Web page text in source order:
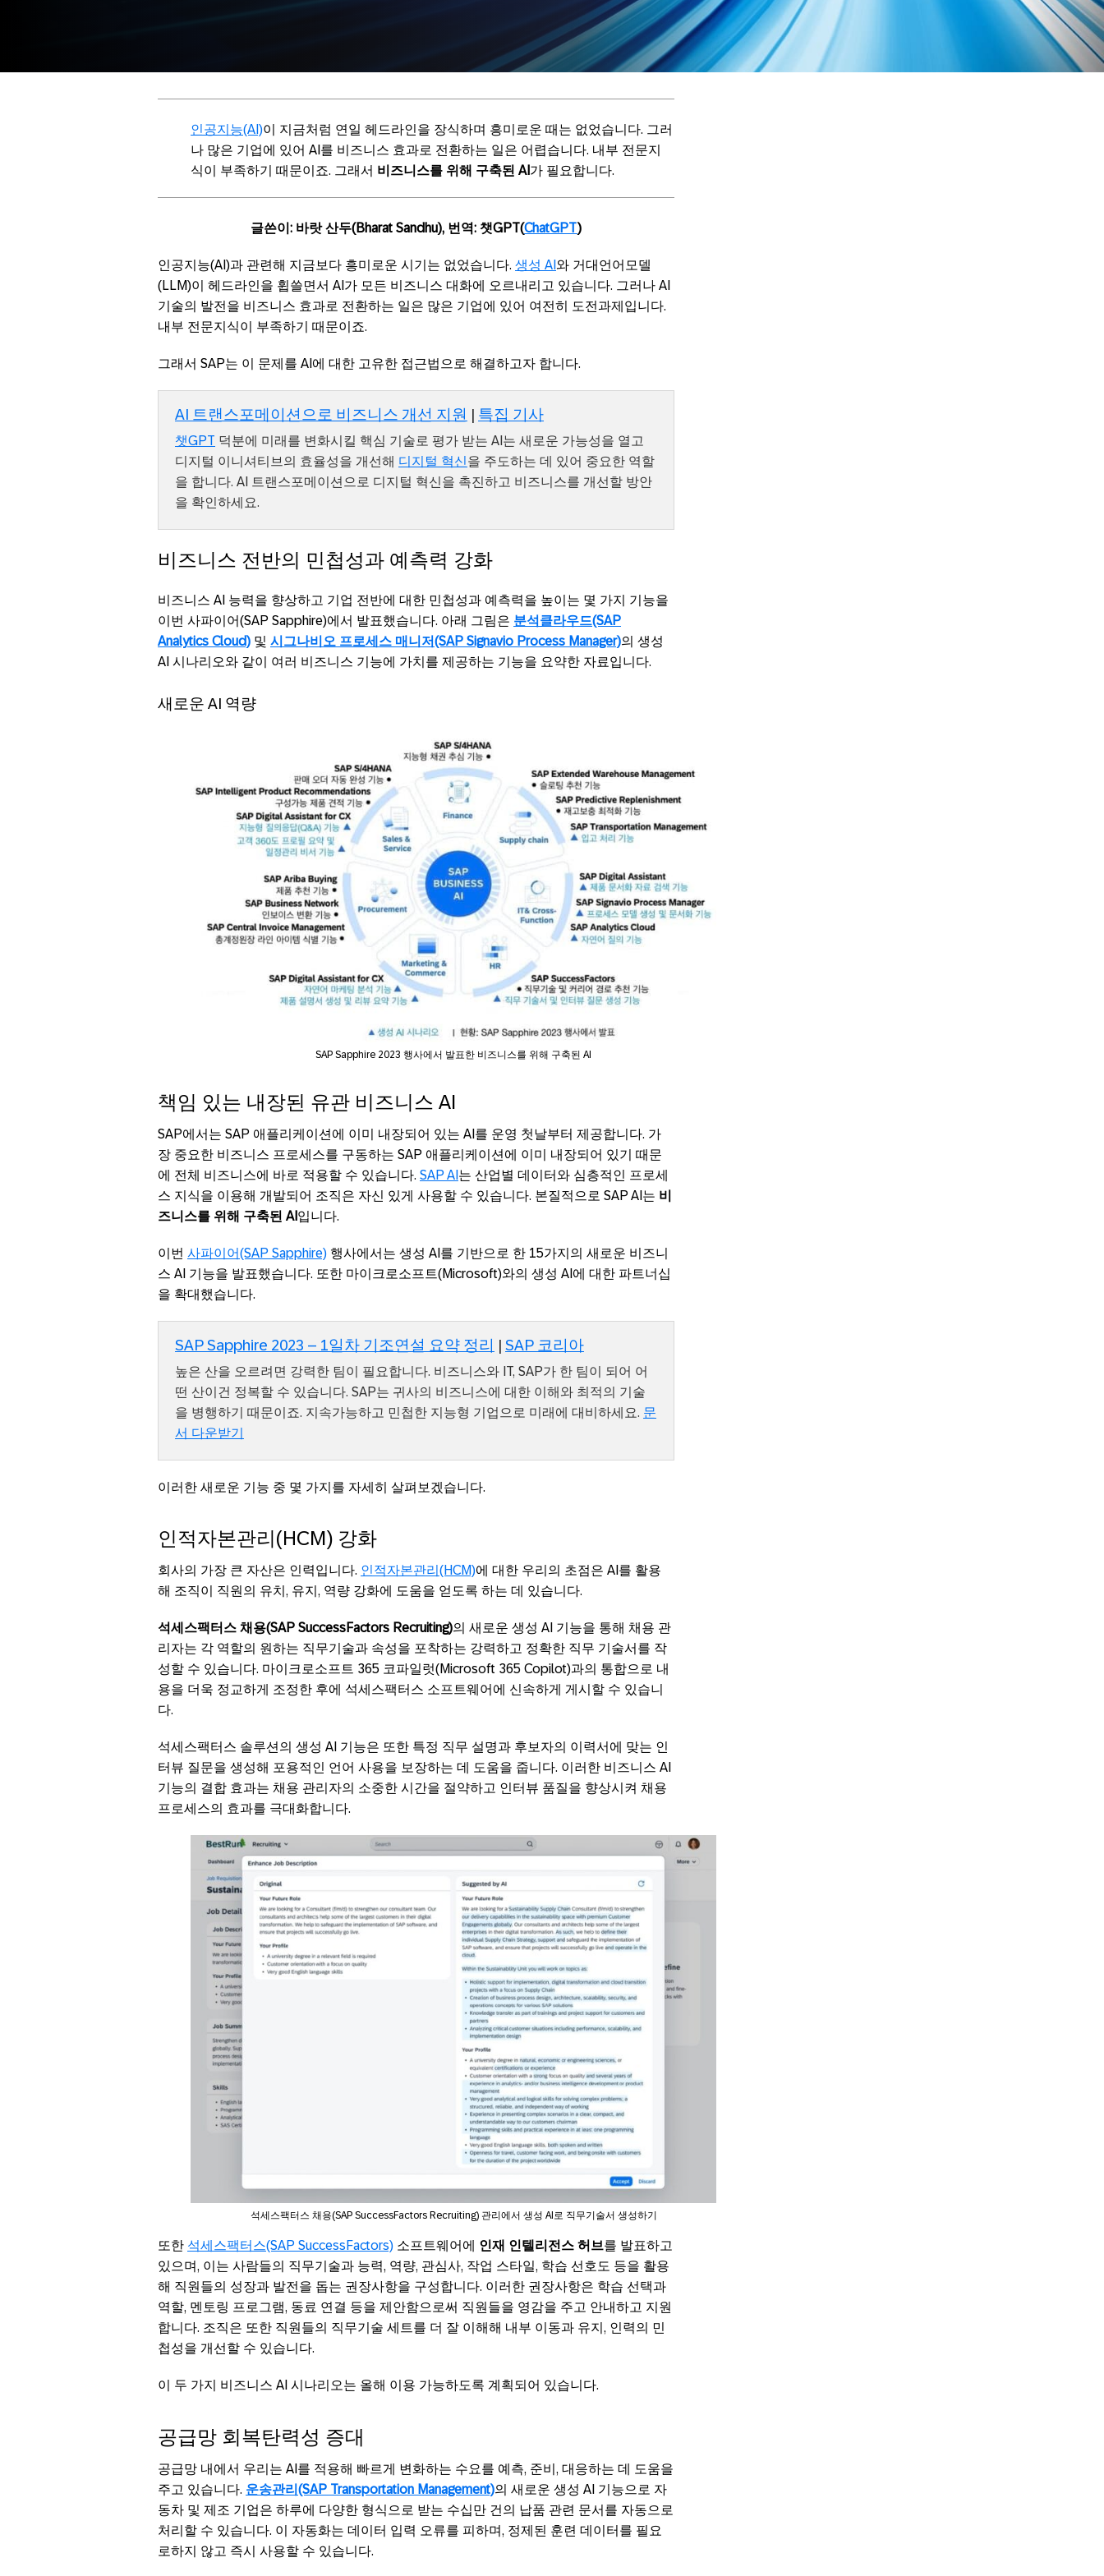
인공지능(AI)이 지금처럼 연일 헤드라인을 장식하며 흥미로운 때는 없었습니다. 그러
나 많은 기업에 있어 AI를 비즈니스 효과로 전환하는 일은 어렵습니다. 내부 전문지
식이 부족하기 때문이죠. 그래서 비즈니스를 위해 구축된 AI 가 필요합니다.
글쓴이: 바랏 산두(Bharat Sandhu), 번역: 챗GPT(ChatGPT)
인공지능(AI)과 관련해 지금보다 흥미로운 시기는 없었습니다. 생성 AI 와 거대언어모델
(LLM)이 헤드라인을 휩쓸면서 AI가 모든 비즈니스 대화에 오르내리고 있습니다. 그러나 AI
기술의 발전을 비즈니스 효과로 전환하는 일은 많은 기업에 있어 여전히 도전과제입니다.
내부 전문지식이 부족하기 때문이죠.
그래서 SAP는 이 문제를 AI에 대한 고유한 접근법으로 해결하고자 합니다.
AI 트랜스포메이션으로 비즈니스 개선 지원 | 특집 기사
챗GPT 덕분에 미래를 변화시킬 핵심 기술로 평가 받는 AI는 새로운 가능성을 열고
디지털 이니셔티브의 효율성을 개선해 디지털 혁신을 주도하는 데 있어 중요한 역할
을 합니다. AI 트랜스포메이션으로 디지털 혁신을 촉진하고 비즈니스를 개선할 방안
을 확인하세요.
비즈니스 전반의 민첩성과 예측력 강화
비즈니스 AI 능력을 향상하고 기업 전반에 대한 민첩성과 예측력을 높이는 몇 가지 기능을
이번 사파이어(SAP Sapphire)에서 발표했습니다. 아래 그림은 분석클라우드(SAP
Analytics Cloud) 및 시그나비오 프로세스 매니저(SAP Signavio Process Manager)의 생성
AI 시나리오와 같이 여러 비즈니스 기능에 가치를 제공하는 기능을 요약한 자료입니다.
새로운 AI 역량
SAP Sapphire 2023 행사에서 발표한 비즈니스를 위해 구축된 AI
책임 있는 내장된 유관 비즈니스 AI
SAP에서는 SAP 애플리케이션에 이미 내장되어 있는 AI를 운영 첫날부터 제공합니다. 가
장 중요한 비즈니스 프로세스를 구동하는 SAP 애플리케이션에 이미 내장되어 있기 때문
에 전체 비즈니스에 바로 적용할 수 있습니다. SAP AI 는 산업별 데이터와 심층적인 프로세
스 지식을 이용해 개발되어 조직은 자신 있게 사용할 수 있습니다. 본질적으로 SAP AI는 비
즈니스를 위해 구축된 AI 입니다.
이번 사파이어(SAP Sapphire) 행사에서는 생성 AI를 기반으로 한 15가지의 새로운 비즈니
스 AI 기능을 발표했습니다. 또한 마이크로소프트(Microsoft)와의 생성 AI에 대한 파트너십
을 확대했습니다.
SAP Sapphire 2023 – 1일차 기조연설 요약 정리 | SAP 코리아
높은 산을 오르려면 강력한 팀이 필요합니다. 비즈니스와 IT, SAP가 한 팀이 되어 어
떤 산이건 정복할 수 있습니다. SAP는 귀사의 비즈니스에 대한 이해와 최적의 기술
을 병행하기 때문이죠. 지속가능하고 민첩한 지능형 기업으로 미래에 대비하세요. 문
서 다운받기
이러한 새로운 기능 중 몇 가지를 자세히 살펴보겠습니다.
인적자본관리(HCM) 강화
회사의 가장 큰 자산은 인력입니다. 인적자본관리(HCM)에 대한 우리의 초점은 AI를 활용
해 조직이 직원의 유치, 유지, 역량 강화에 도움을 얻도록 하는 데 있습니다.
석세스팩터스 채용(SAP SuccessFactors Recruiting)의 새로운 생성 AI 기능을 통해 채용 관
리자는 각 역할의 원하는 직무기술과 속성을 포착하는 강력하고 정확한 직무 기술서를 작
성할 수 있습니다. 마이크로소프트 365 코파일럿(Microsoft 365 Copilot)과의 통합으로 내
용을 더욱 정교하게 조정한 후에 석세스팩터스 소프트웨어에 신속하게 게시할 수 있습니
다.
석세스팩터스 솔루션의 생성 AI 기능은 또한 특정 직무 설명과 후보자의 이력서에 맞는 인
터뷰 질문을 생성해 포용적인 언어 사용을 보장하는 데 도움을 줍니다. 이러한 비즈니스 AI
기능의 결합 효과는 채용 관리자의 소중한 시간을 절약하고 인터뷰 품질을 향상시켜 채용
프로세스의 효과를 극대화합니다.
석세스팩터스 채용(SAP SuccessFactors Recruiting) 관리에서 생성 AI로 직무기술서 생성하기
또한 석세스팩터스(SAP SuccessFactors) 소프트웨어에 인재 인텔리전스 허브를 발표하고
있으며, 이는 사람들의 직무기술과 능력, 역량, 관심사, 작업 스타일, 학습 선호도 등을 활용
해 직원들의 성장과 발전을 돕는 권장사항을 구성합니다. 이러한 권장사항은 학습 선택과
역할, 멘토링 프로그램, 동료 연결 등을 제안함으로써 직원들을 영감을 주고 안내하고 지원
합니다. 조직은 또한 직원들의 직무기술 세트를 더 잘 이해해 내부 이동과 유지, 인력의 민
첩성을 개선할 수 있습니다.
이 두 가지 비즈니스 AI 시나리오는 올해 이용 가능하도록 계획되어 있습니다.
공급망 회복탄력성 증대
공급망 내에서 우리는 AI를 적용해 빠르게 변화하는 수요를 예측, 준비, 대응하는 데 도움을
주고 있습니다. 운송관리(SAP Transportation Management)의 새로운 생성 AI 기능으로 자
동차 및 제조 기업은 하루에 다양한 형식으로 받는 수십만 건의 납품 관련 문서를 자동으로
처리할 수 있습니다. 이 자동화는 데이터 입력 오류를 피하며, 정제된 훈련 데이터를 필요
로하지 않고 즉시 사용할 수 있습니다.